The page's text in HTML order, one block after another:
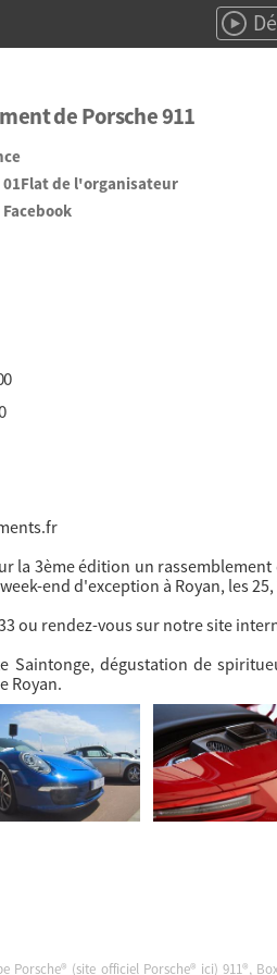
de Porsche 911
01Flat de l'organisateur
la 3ème édition un
end d'exception à Royan, les 25,
ou rendez-vous sur notre site
Saintonge, dégustation de
Royan.
Porsche® (site officiel Porsche® ici) 911®,